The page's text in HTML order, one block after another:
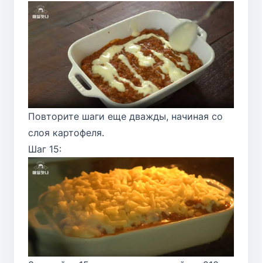
Повторите шаги еще дважды, начиная со
слоя картофеля.
Шаг 15: